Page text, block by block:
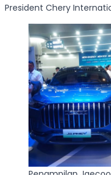
President Chery